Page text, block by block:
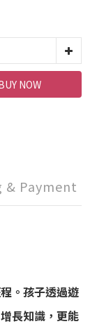
NOW
& Payment
。孩子透過遊
長知識，更能